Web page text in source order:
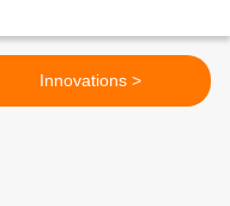
Innovations >